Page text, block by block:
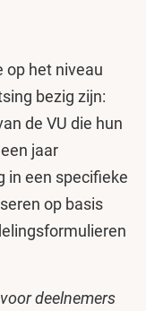
op het niveau
bezig zijn:
de VU die hun
jaar
in een specifieke
op basis
deelnemers